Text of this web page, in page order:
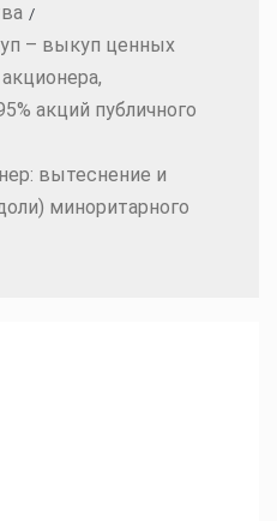
– выкуп ценных
акций публичного
вытеснение и
миноритарного